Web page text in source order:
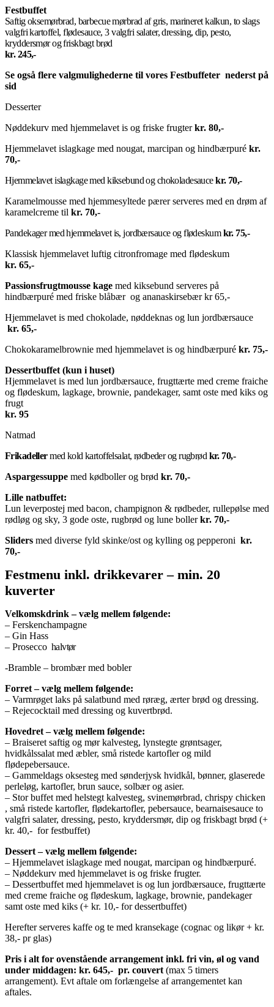
Festbuffet
Saftig oksemørbrad, barbecue mørbrad af gris, marineret kalkun, to slags
valgfri kartoffel, flødesauce, 3 valgfri salater, dressing, dip, pesto,
kryddersmør og friskbagt brød
kr. 245,-
Se også flere valgmulighederne til vores Festbuffeter nederst på
sid
Desserter
Nøddekurv med hjemmelavet is og friske frugterkr. 80,-
Hjemmelavet islagkage med nougat, marcipan og hindbærpuré kr.
70,-
Hjemmelavet islagkage med kiksebund og chokoladesaucekr. 70,-
Karamelmousse med hjemmesyltede pærer serveres med en drøm af
karamelcreme til kr. 70,-
Pandekager med hjemmelavet is, jordbærsauce og flødeskum kr. 75,-
Klassisk hjemmelavet luftig citronfromage med flødeskum
kr. 65,-
Passionsfrugtmousse kage med kiksebund serveres på
hindbærpuré med friske blåbær og ananaskirsebær kr 65,-
Hjemmelavet is med chokolade, nøddeknas og lun jordbærsauce
kr. 65,-
Chokokaramelbrownie med hjemmelavet is og hindbærpuré kr. 75,-
Dessertbuffet (kun i huset)
Hjemmelavet is med lun jordbærsauce, frugttærte med creme fraiche
og flødeskum, lagkage, brownie, pandekager, samt oste med kiks og
frugt
kr. 95
Natmad
Frikadellermed kold kartoffelsalat, rødbeder og rugbrød kr. 70,-
Aspargessuppe med kødboller og brød kr. 70,-
Lille natbuffet:
Lun leverpostej med bacon, champignon & rødbeder, rullepølse med
rødløg og sky, 3 gode oste, rugbrød og lune bollerkr. 70,-
Sliders med diverse fyld skinke/ost og kylling og pepperoni kr.
70,-
Festmenu inkl. drikkevarer – min. 20
kuverter
Velkomskdrink – vælg mellem følgende:
– Ferskenchampagne
– Gin Hass
– Prosecco halvtør
-Bramble – brombær med bobler
Forret – vælg mellem følgende:
– Varmrøget laks på salatbund med røræg, ærter brød og dressing.
– Rejecocktail med dressing og kuvertbrød.
Hovedret – vælg mellem følgende:
– Braiseret saftig og mør kalvesteg, lynstegte grøntsager,
hvidkålssalat med æbler, små ristede kartofler og mild
flødepebersauce.
– Gammeldags oksesteg med sønderjysk hvidkål, bønner, glaserede
perleløg, kartofler, brun sauce, solbær og asier.
– Stor buffet med helstegt kalvesteg, svinemørbrad, chrispy chicken
, små ristede kartofler, flødekartofler, pebersauce, bearnaisesauce to
valgfri salater, dressing, pesto, kryddersmør, dip og friskbagt brød (+
kr. 40,- for festbuffet)
Dessert – vælg mellem følgende:
– Hjemmelavet islagkage med nougat, marcipan og hindbærpuré.
– Nøddekurv med hjemmelavet is og friske frugter.
– Dessertbuffet med hjemmelavet is og lun jordbærsauce, frugttærte
med creme fraiche og flødeskum, lagkage, brownie, pandekager
samt oste med kiks (+ kr. 10,- for dessertbuffet)
Herefter serveres kaffe og te med kransekage (cognac og likør + kr.
38,- pr glas)
Pris i alt for ovenstående arrangement inkl. fri vin, øl og vand
under middagen: kr. 645,- pr. couvert (max 5 timers
arrangement). Evt aftale om forlængelse af arrangementet kan
aftales.